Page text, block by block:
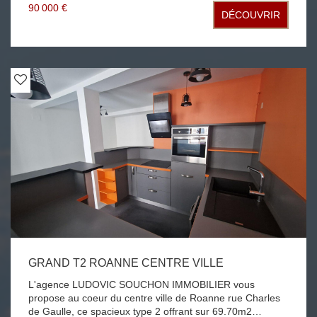
salle de bains et WC cave, chauffage individuel gaz de
90 000 €
DÉCOUVRIR
GRAND T2 ROANNE CENTRE VILLE
L'agence LUDOVIC SOUCHON IMMOBILIER vous
propose au coeur du centre ville de Roanne rue Charles
de Gaulle, ce spacieux type 2 offrant sur 69.70m2